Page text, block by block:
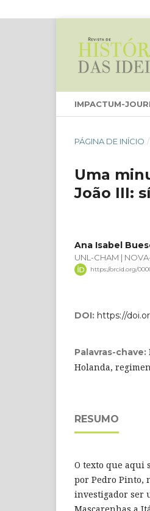
IMPACTUM-
PÁGINA DE INÍCIO /
Uma
João III:
Ana Isabel
UNL-CHAM |
https://orcid.org/
DOI: https://
Palavras-chave:
Holanda,
RESUMO
O texto que aqui
por Pedro Pinto,
investigador ser